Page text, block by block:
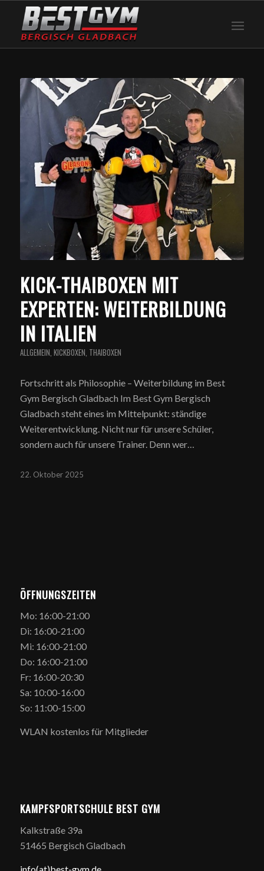
KICK-THAIBOXEN MIT
EXPERTEN: WEITERBILDUNG
IN ITALIEN
ALLGEMEIN KICKBOXEN THAIBOXEN
Fortschritt als Philosophie – Weiterbildung im Best
Gym Bergisch Gladbach Im Best Gym Bergisch
Gladbach steht eines im Mittelpunkt: ständige
Weiterentwicklung. Nicht nur für unsere Schüler,
sondern auch für unsere Trainer. Denn wer…
22. Oktober 2025
ÖFFNUNGSZEITEN
Mo: 16:00-21:00
Di: 16:00-21:00
Mi: 16:00-21:00
Do: 16:00-21:00
Fr: 16:00-20:30
Sa: 10:00-16:00
So: 11:00-15:00
WLAN kostenlos für Mitglieder
KAMPFSPORTSCHULE BEST GYM
Kalkstraße 39a
51465 Bergisch Gladbach
info(at)best-gym.de